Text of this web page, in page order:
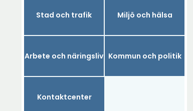
Stad och trafik Miljö och hälsa
Arbete och näringsliv Kommun och politik
Kontaktcenter